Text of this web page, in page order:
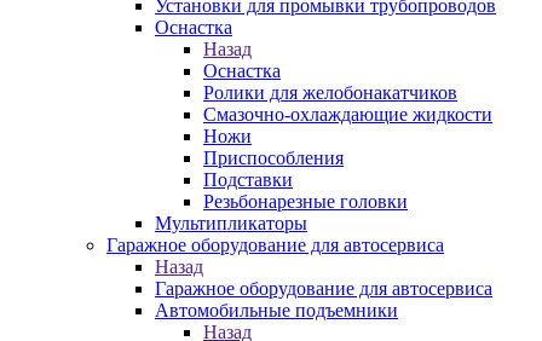
Установки для промывки трубопроводов
Оснастка
Назад
Оснастка
Ролики для желобонакатчиков
Смазочно-охлаждающие жидкости
Ножи
Приспособления
Подставки
Резьбонарезные головки
Мультипликаторы
Гаражное оборудование для автосервиса
Назад
Гаражное оборудование для автосервиса
Автомобильные подъемники
Назад